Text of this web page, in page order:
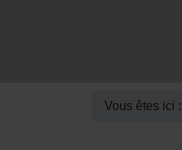
Vous êtes ici :